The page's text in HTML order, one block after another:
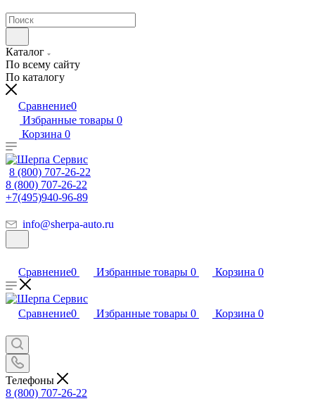
Каталог
По всему сайту
По каталогу
Сравнение0
Избранные товары 0
Корзина 0
8 (800) 707-26-22
8 (800) 707-26-22
+7(495)940-96-89
info@sherpa-auto.ru
Сравнение0 Избранные товары 0 Корзина 0
Сравнение0 Избранные товары 0 Корзина 0
Телефоны
8 (800) 707-26-22